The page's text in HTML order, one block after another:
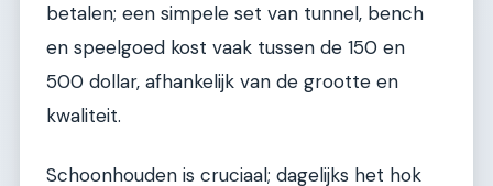
betalen; een simpele set van tunnel, bench
en speelgoed kost vaak tussen de 150 en
500 dollar, afhankelijk van de grootte en
kwaliteit.
Schoonhouden is cruciaal; dagelijks het hok